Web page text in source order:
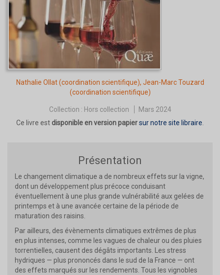
Nathalie Ollat(coordination scientifique), Jean-Marc Touzard
(coordination scientifique)
Collection : Hors collection
Mars 2024
Ce livre est disponible en version papiersur notre site libraire
Présentation
Le changement climatique a de nombreux effets sur la vigne,
dont un développement plus précoce conduisant
éventuellement à une plus grande vulnérabilité aux gelées de
printemps et à une avancée certaine de la période de
maturation des raisins.
Par ailleurs, des évènements climatiques extrêmes de plus
en plus intenses, comme les vagues de chaleur ou des pluies
torrentielles, causent des dégâts importants. Les stress
hydriques — plus prononcés dans le sud de la France — ont
des effets marqués sur les rendements. Tous les vignobles